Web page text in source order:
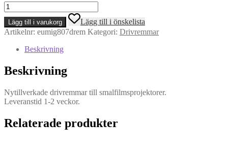
Eumig
modell
807
D
Drivrem
Lägg till i varukorg
Lägg till i önskelista
Artikelnr: eumig807drem Kategori: Drivremmar
Beskrivning
Beskrivning
Nytillverkade drivremmar till smalfilmsprojektorer.
Leveranstid 1-2 veckor.
Relaterade produkter